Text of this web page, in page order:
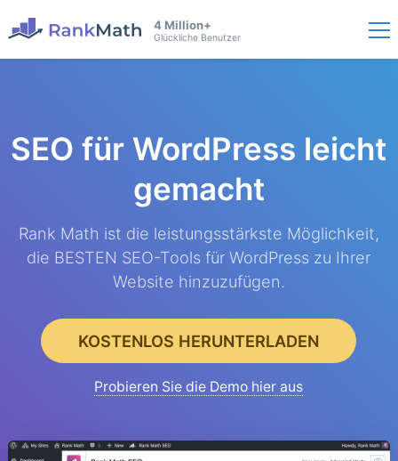
4 Million+
Glückliche Benutzer
SEO für WordPress leicht
gemacht
Rank Math ist die leistungsstärkste Möglichkeit,
die BESTEN SEO-Tools für WordPress zu Ihrer
Website hinzuzufügen.
KOSTENLOS HERUNTERLADEN
Probieren Sie die Demo hier aus